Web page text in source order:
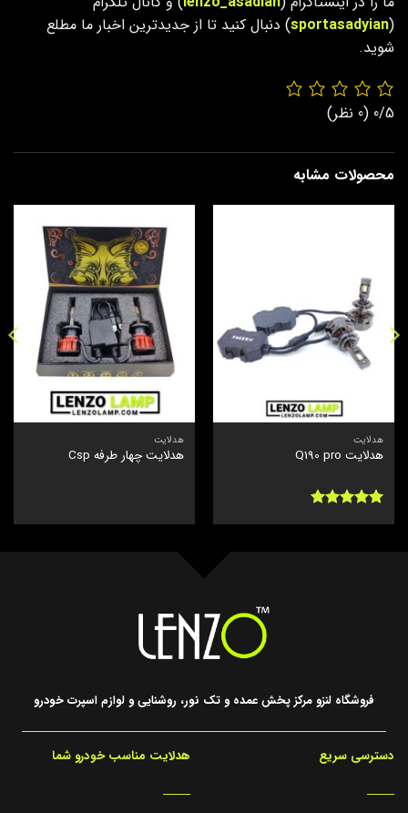
(
sportasadyian) دنبال کنید تا از جدیدترین اخبار ما مطلع
شوید.
0/5 (0 نظر)
محصولات مشابه
هدلایت
هدلایت Q190 pro
هدلایت
هدلایت چهار طرفه Csp
فروشگاه لنزو مرکز پخش عمده و تک نور، روشنایی و لوازم اسپرت خودرو
دسترسی سریع
_____
هدلایت مناسب خودرو شما
_____